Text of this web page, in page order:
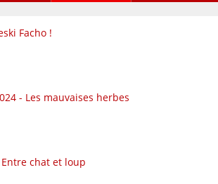
Facho !
- Les mauvaises herbes
chat et loup